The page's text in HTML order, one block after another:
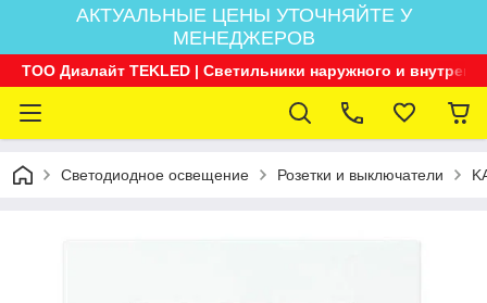
АКТУАЛЬНЫЕ ЦЕНЫ УТОЧНЯЙТЕ У
МЕНЕДЖЕРОВ
ТОО Диалайт TEKLED | Светильники наружного и
Светодиодное освещение Розетки и выключатели